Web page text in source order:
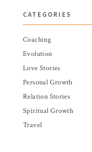
CATEGORIES
Coaching
Evolution
Love Stories
Personal Growth
Relation Stories
Spiritual Growth
Travel